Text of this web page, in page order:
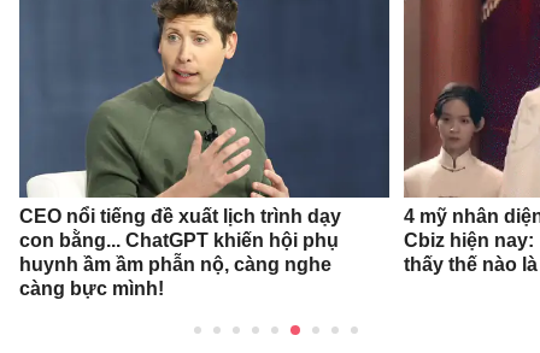
CEO nổi tiếng đề xuất lịch trình dạy
con bằng... ChatGPT khiến hội phụ
huynh ầm ầm phẫn nộ, càng nghe
càng bực mình!
4 mỹ nhân
Cbiz hiện nay:
thấy thế nào